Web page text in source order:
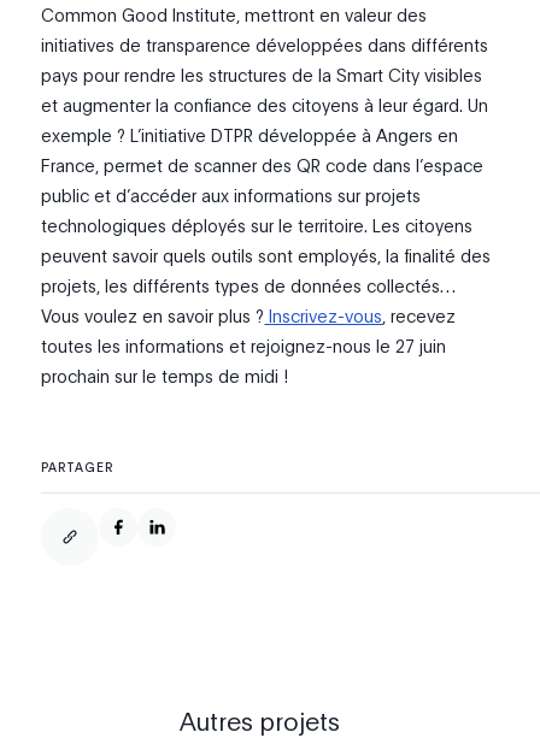
Common Good Institute, mettront en valeur des
initiatives de transparence développées dans différents
pays pour rendre les structures de la Smart City visibles
et augmenter la confiance des citoyens à leur égard. Un
exemple ? L’initiative DTPR développée à Angers en
France, permet de scanner des QR code dans l’espace
public et d’accéder aux informations sur projets
technologiques déployés sur le territoire. Les citoyens
peuvent savoir quels outils sont employés, la finalité des
projets, les différents types de données collectés…
Vous voulez en savoir plus ? Inscrivez-vous , recevez
toutes les informations et rejoignez-nous le 27 juin
prochain sur le temps de midi !
PARTAGER
Autres projets